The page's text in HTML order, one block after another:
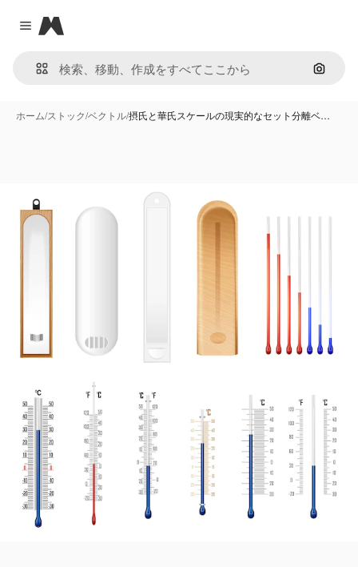
Close menu
Magnific
画像で
ホーム/ストック/ベクトル/摂氏と華氏スケールの現実的なセット分離ベ…